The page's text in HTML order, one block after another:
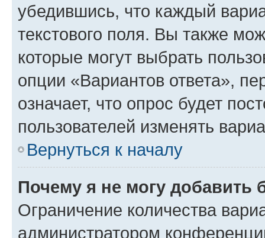
убедившись, что каждый
текстового поля. Вы также
которые могут выбрать
опции «Вариантов ответа»,
означает, что опрос будет
пользователей изменять
Вернуться к началу
Почему я не могу добавить
Ограничение количества
администратором